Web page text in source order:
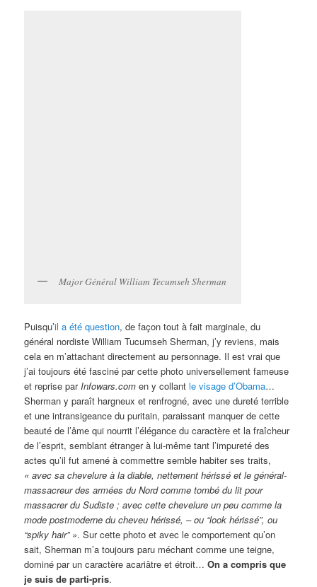
Major Général William Tecumseh Sherman
Puisqu’il a été question, de façon tout à fait marginale, du
général nordiste William Tucumseh Sherman, j’y reviens, mais
cela en m’attachant directement au personnage. Il est vrai que
j’ai toujours été fasciné par cette photo universellement fameuse
et reprise parInfowars.com en y collantle visage d’Obama…
Sherman y paraît hargneux et renfrogné, avec une dureté terrible
et une intransigeance du puritain, paraissant manquer de cette
beauté de l’âme qui nourrit l’élégance du caractère et la fraîcheur
de l’esprit, semblant étranger à lui-même tant l’impureté des
actes qu’il fut amené à commettre semble habiter ses traits,
« avec sa chevelure à la diable, nettement hérissé et le général-
massacreur des armées du Nord comme tombé du lit pour
massacrer du Sudiste ; avec cette chevelure un peu comme la
mode postmoderne du cheveu hérissé, – ou “look hérissé”, ou
“spiky hair” ». Sur cette photo et avec le comportement qu’on
sait, Sherman m’a toujours paru méchant comme une teigne,
dominé par un caractère acariâtre et étroit…On a compris que
je suis de parti-pris.